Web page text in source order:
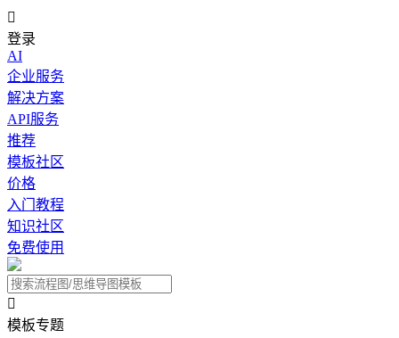

登录
AI
企业服务
解决方案
API服务
推荐
模板社区
价格
入门教程
知识社区
免费使用

模板专题